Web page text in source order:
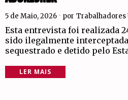
5 de Maio, 2026 por Trabalhadores
Esta entrevista foi realizada
sido ilegalmente
sequestrado e detido pelo
LER MAIS